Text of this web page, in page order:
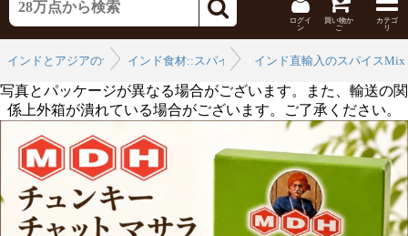
ログイ
ン
買い物か
ご
カテゴ
リ
インドとアジアの食品・食材インド食材::スパイス インド直輸入のスパイスMix
写真とパッケージが異なる場合がございます。また、輸送の関
係上外箱が潰れている場合がございます。ご了承ください。